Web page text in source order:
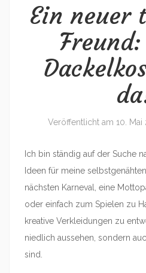
Ein neuer
Veröffentlicht am 10. Mai
Ich bin ständig auf der Suche
Ideen für meine
nächsten Karneval, eine
oder einfach zum Spielen zu
kreative Verkleidungen zu
niedlich aussehen, sondern
sind.